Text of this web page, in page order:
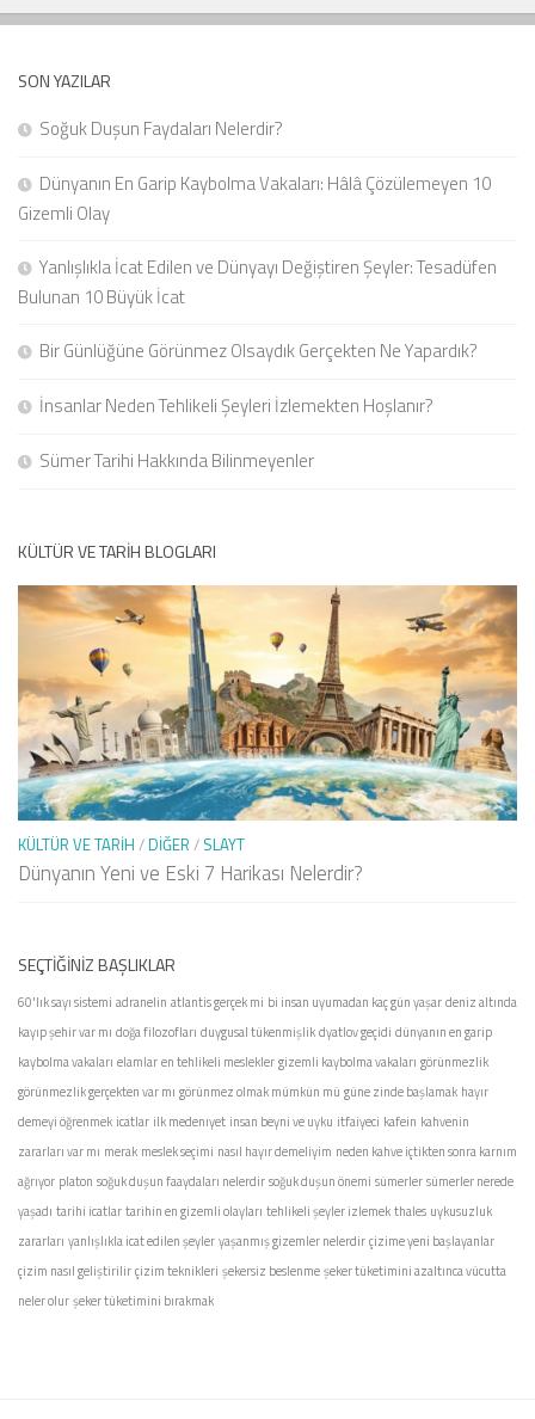
SON YAZILAR
Soğuk Duşun Faydaları Nelerdir?
Dünyanın En Garip Kaybolma Vakaları: Hâlâ Çözülemeyen 10
Gizemli Olay
Yanlışlıkla İcat Edilen ve Dünyayı Değiştiren Şeyler: Tesadüfen
Bulunan 10 Büyük İcat
Bir Günlüğüne Görünmez Olsaydık Gerçekten Ne Yapardık?
İnsanlar Neden Tehlikeli Şeyleri İzlemekten Hoşlanır?
Sümer Tarihi Hakkında Bilinmeyenler
KÜLTÜR VE TARIH BLOGLARI
KÜLTÜR VE TARIH / DIĞER / SLAYT
Dünyanın Yeni ve Eski 7 Harikası Nelerdir?
SEÇTIĞINIZ BAŞLIKLAR
60'lık sayı sistemi adranelin atlantis gerçek mi bi insan uyumadan kaç gün yaşardeniz altında
kayıp şehir var mı doğa filozofları duygusal tükenmişlikdyatlov geçidi dünyanın en garip
kaybolma vakaları elamlaren tehlikeli mesleklergizemli kaybolma vakaları görünmezlik
görünmezlik gerçekten var mı görünmez olmak mümkün mü güne zinde başlamak hayır
demeyi öğrenmek icatlar ilk medenıyet insan beyni ve uyku itfaiyeci kafein kahvenin
zararları var mı merak meslek seçimi nasıl hayır demeliyim neden kahve içtikten sonra karnım
ağrıyor platon soğuk duşun faaydaları nelerdirsoğuk duşun önemi sümerlersümerler nerede
yaşadı tarihi icatlartarihin en gizemli olayları tehlikeli şeyler izlemekthales uykusuzluk
zararları yanlışlıkla icat edilen şeyleryaşanmış gizemler nelerdirçizime yeni başlayanlar
çizim nasıl geliştirilirçizim teknikleri şekersiz beslenmeşeker tüketimini azaltınca vücutta
neler olurşeker tüketimini bırakmak